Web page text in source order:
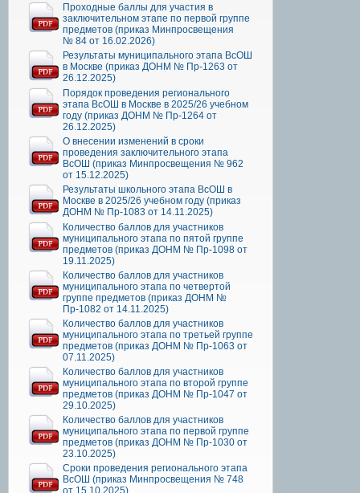
Проходные баллы для участия в
заключительном этапе по первой группе
предметов (приказ Минпросвещения
№ 84 от 16.02.2026)
Результаты муниципального этапа ВсОШ
в Москве (приказ ДОНМ № Пр-1263 от
26.12.2025)
Порядок проведения регионального
этапа ВсОШ в Москве в 2025/26 учебном
году (приказ ДОНМ № Пр-1264 от
26.12.2025)
О внесении изменений в сроки
проведения заключительного этапа
ВсОШ (приказ Минпросвещения № 962
от 15.12.2025)
Результаты школьного этапа ВсОШ в
Москве в 2025/26 учебном году (приказ
ДОНМ № Пр-1083 от 14.11.2025)
Количество баллов для участников
муниципального этапа по пятой группе
предметов (приказ ДОНМ № Пр-1098 от
19.11.2025)
Количество баллов для участников
муниципального этапа по четвертой
группе предметов (приказ ДОНМ №
Пр-1082 от 14.11.2025)
Количество баллов для участников
муниципального этапа по третьей группе
предметов (приказ ДОНМ № Пр-1063 от
07.11.2025)
Количество баллов для участников
муниципального этапа по второй группе
предметов (приказ ДОНМ № Пр-1047 от
29.10.2025)
Количество баллов для участников
муниципального этапа по первой группе
предметов (приказ ДОНМ № Пр-1030 от
23.10.2025)
Сроки проведения регионального этапа
ВсОШ (приказ Минпросвещения № 748
от 15.10.2025)